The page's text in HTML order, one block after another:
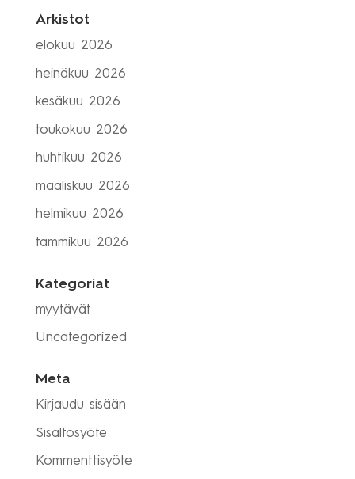
Arkistot
elokuu 2026
heinäkuu 2026
kesäkuu 2026
toukokuu 2026
huhtikuu 2026
maaliskuu 2026
helmikuu 2026
tammikuu 2026
Kategoriat
myytävät
Uncategorized
Meta
Kirjaudu sisään
Sisältösyöte
Kommenttisyöte